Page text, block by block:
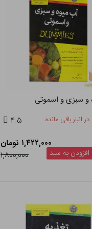
و سبزی و اسموتی
۴.۵
۱,۴۲۲,۰۰۰ تومان
۱,۸۰۰,۰۰۰
افزودن به سبد